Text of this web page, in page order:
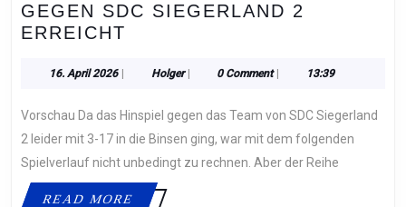
GEGEN SDC SIEGERLAND 2
ERREICHT
PUNKTETEILUNG
SDC
SIEGERLAND
2
ERREICHT
16. April 202616.
HolgerHolger 0 Comment 13:39
Vorschau Da das Hinspiel gegen das Team von SDC Siegerland
2 leider mit 3-17 in die Binsen ging, war mit dem folgenden
Spielverlauf nicht unbedingt zu rechnen. Aber der Reihe
READ MOREREAD